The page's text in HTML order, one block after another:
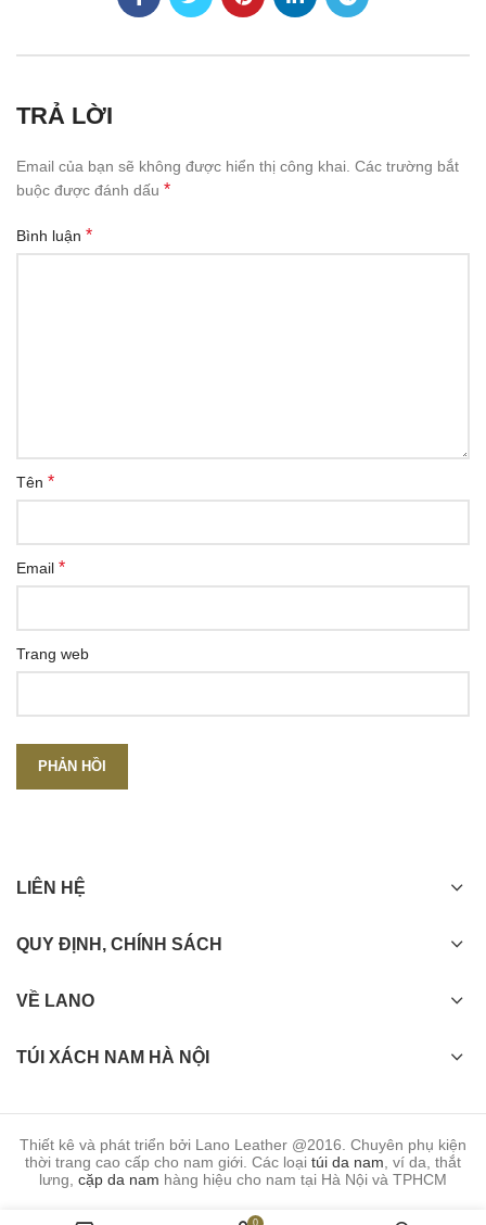
TRẢ LỜI
Email của bạn sẽ không được hiển thị công khai. Các trường bắt
buộc được đánh dấu *
Bình luận *
Tên *
Email *
Trang web
LIÊN HỆ
QUY ĐỊNH, CHÍNH SÁCH
VỀ LANO
TÚI XÁCH NAM HÀ NỘI
Thiết kê và phát triển bởi Lano Leather @2016. Chuyên phụ kiện
thời trang cao cấp cho nam giới. Các loại túi da nam, ví da, thắt
lưng, cặp da nam hàng hiệu cho nam tại Hà Nội và TPHCM
0